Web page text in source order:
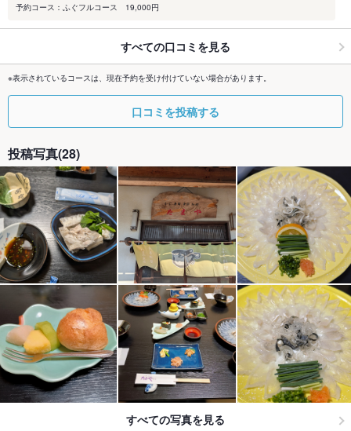
予約コース：ふぐフルコース 19,000円
すべての口コミを見る
※表示されているコースは、現在予約を受け付けていない場合があります。
口コミを投稿する
投稿写真(28)
すべての写真を見る